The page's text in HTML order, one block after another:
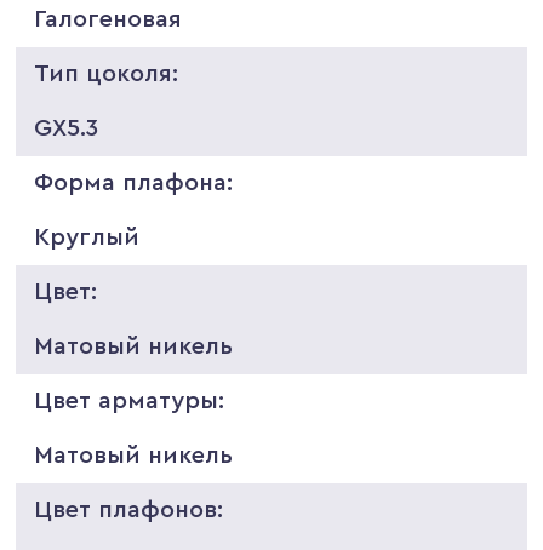
Галогеновая
Тип цоколя:
GX5.3
Форма плафона:
Круглый
Цвет:
Матовый никель
Цвет арматуры:
Матовый никель
Цвет плафонов: